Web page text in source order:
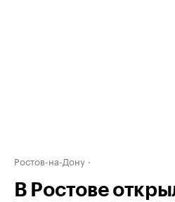
Ростов-на-Дону
В Ростове